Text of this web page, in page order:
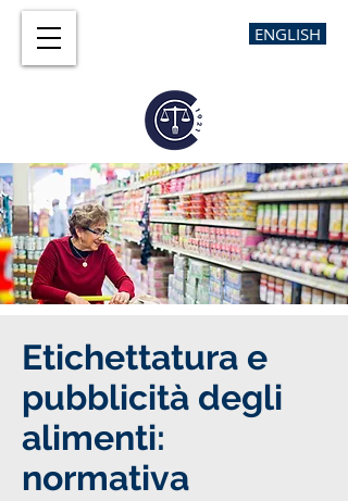
ENGLISH
Etichettatura e
pubblicità degli
alimenti:
normativa